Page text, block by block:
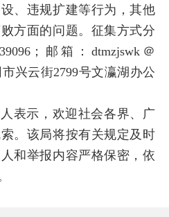
、违规扩建等行为，其他
方面的问题。征集方式分
；邮箱：dtmzjswk＠
兴云街2799号文瀛湖办公
表示，欢迎社会各界、广
。该局将按有关规定及时
和举报内容严格保密，依